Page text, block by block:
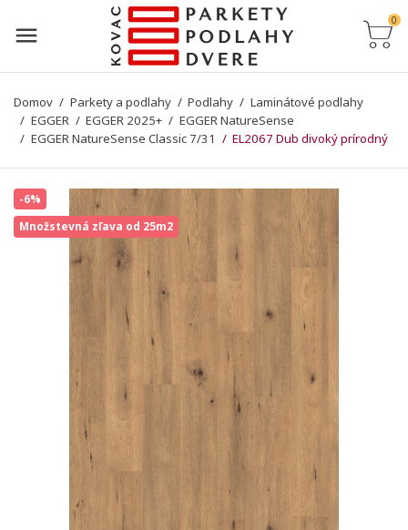
0
Domov Parkety a podlahy Podlahy
Laminátové podlahy
EGGER
EGGER 2025+
EGGER NatureSense
EGGER NatureSense Classic 7/31
EL2067 Dub divoký prírodný
-6%
Množstevná zľava od 25m2